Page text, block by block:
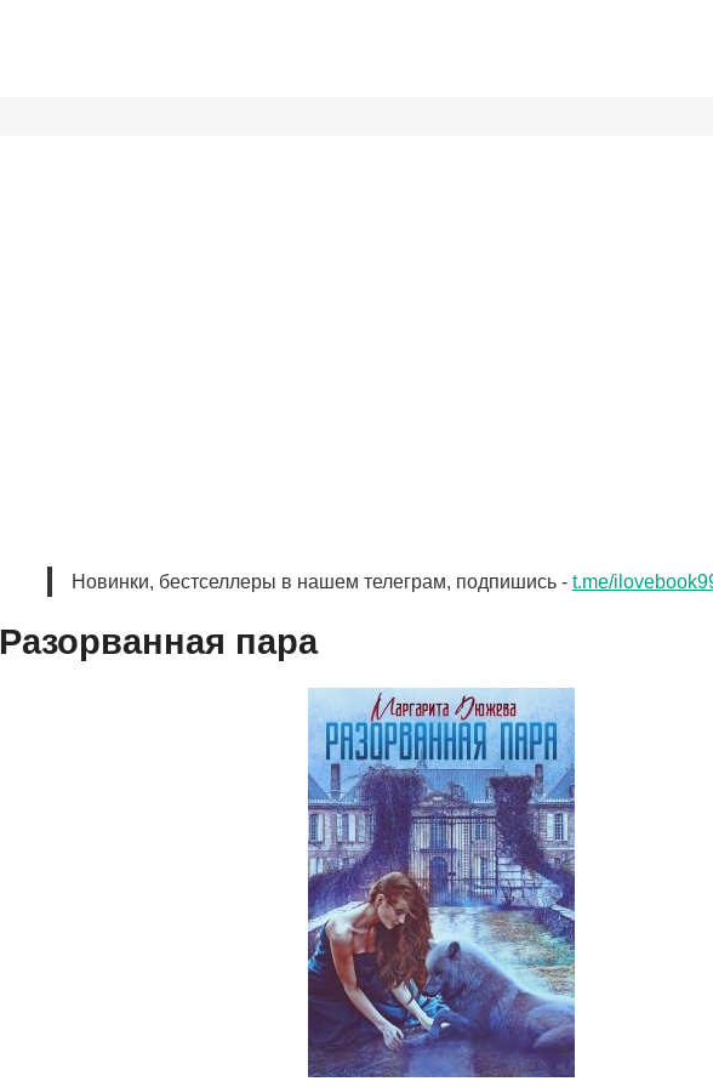
Новинки, бестселлеры в нашем телеграм, подпишись - t.me/
Разорванная пара